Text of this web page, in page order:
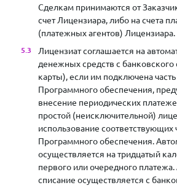
Сделкам принимаются от
счет Лицензиара, либо на счета
(платежных агентов) Лицензиара.
Лицензиат соглашается на
денежных средств с банковского
карты), если им подключена
Программного обеспечения,
внесение периодических
простой (неисключительной)
использование соответствующих
Программного обеспечения.
осуществляется на тридцатый
первого или очередного
списание осуществляется с